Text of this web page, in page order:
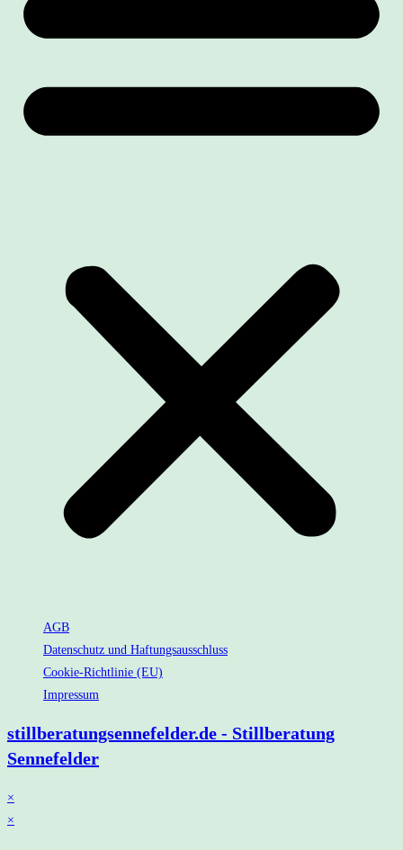
AGB
Datenschutz und Haftungsausschluss
Cookie-Richtlinie (EU)
Impressum
stillberatungsennefelder.de - Stillberatung
Sennefelder
×
×